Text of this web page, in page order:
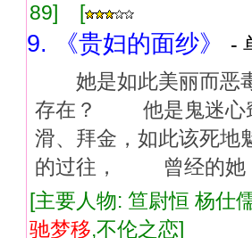
89] [
9. 《贵妇的面纱》
-
她是如此美丽而恶
存在？ 他是鬼迷心
滑、拜金，如此该死
的过往， 曾经的她
[主要人物: 笪尉恒 杨
驰梦移,不伦之恋]